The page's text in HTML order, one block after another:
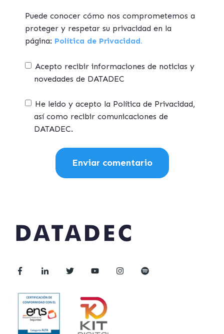
Puede conocer cómo nos comprometemos a
proteger y respetar su privacidad en la
página: Política de Privacidad.
Acepto recibir informaciones de noticias y
novedades de DATADEC
He leido y acepto la Política de Privacidad,
así como recibir comunicaciones de
DATADEC.